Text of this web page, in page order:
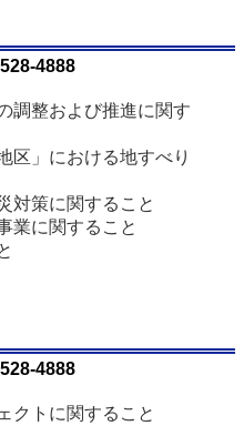
4888
調整および推進に関す
区」における地すべり
対策に関すること
業に関すること
4888
クトに関すること